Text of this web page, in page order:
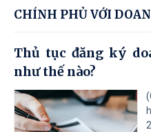
CHÍNH PHỦ VỚI
Thủ tục đăng ký
như thế nào?